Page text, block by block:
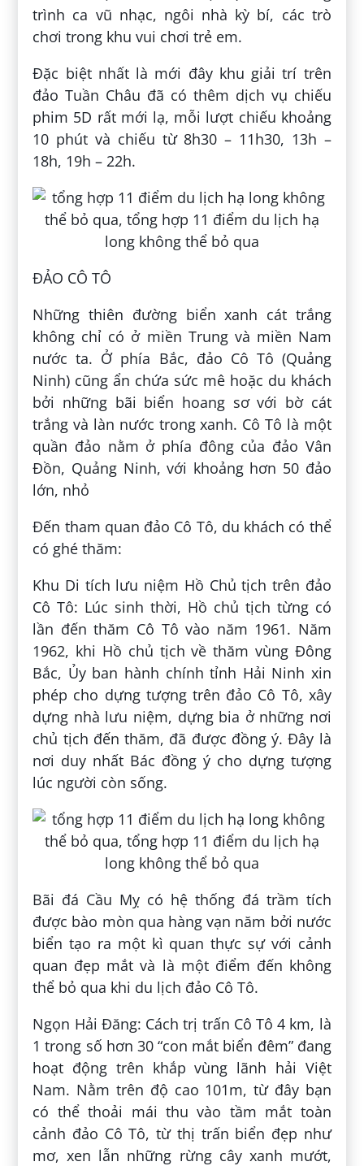
trình ca vũ nhạc, ngôi nhà kỳ bí, các trò
chơi trong khu vui chơi trẻ em.
Đặc biệt nhất là mới đây khu giải trí trên
đảo Tuần Châu đã có thêm dịch vụ chiếu
phim 5D rất mới lạ, mỗi lượt chiếu khoảng
10 phút và chiếu từ 8h30 – 11h30, 13h –
18h, 19h – 22h.
ĐẢO CÔ TÔ
Những thiên đường biển xanh cát trắng
không chỉ có ở miền Trung và miền Nam
nước ta. Ở phía Bắc, đảo Cô Tô (Quảng
Ninh) cũng ẩn chứa sức mê hoặc du khách
bởi những bãi biển hoang sơ với bờ cát
trắng và làn nước trong xanh. Cô Tô là một
quần đảo nằm ở phía đông của đảo Vân
Đồn, Quảng Ninh, với khoảng hơn 50 đảo
lớn, nhỏ
Đến tham quan đảo Cô Tô, du khách có thể
có ghé thăm:
Khu Di tích lưu niệm Hồ Chủ tịch trên đảo
Cô Tô: Lúc sinh thời, Hồ chủ tịch từng có
lần đến thăm Cô Tô vào năm 1961. Năm
1962, khi Hồ chủ tịch về thăm vùng Đông
Bắc, Ủy ban hành chính tỉnh Hải Ninh xin
phép cho dựng tượng trên đảo Cô Tô, xây
dựng nhà lưu niệm, dựng bia ở những nơi
chủ tịch đến thăm, đã được đồng ý. Đây là
nơi duy nhất Bác đồng ý cho dựng tượng
lúc người còn sống.
Bãi đá Cầu Mỵ có hệ thống đá trầm tích
được bào mòn qua hàng vạn năm bởi nước
biển tạo ra một kì quan thực sự với cảnh
quan đẹp mắt và là một điểm đến không
thể bỏ qua khi du lịch đảo Cô Tô.
Ngọn Hải Đăng: Cách trị trấn Cô Tô 4 km, là
1 trong số hơn 30 “con mắt biển đêm” đang
hoạt động trên khắp vùng lãnh hải Việt
Nam. Nằm trên độ cao 101m, từ đây bạn
có thể thoải mái thu vào tầm mắt toàn
cảnh đảo Cô Tô, từ thị trấn biển đẹp như
mơ, xen lẫn những rừng cây xanh mướt,